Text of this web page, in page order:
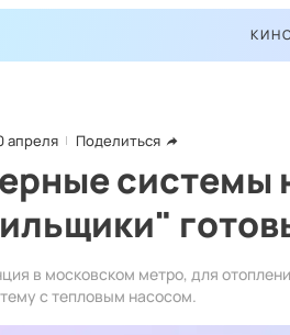
апреля Поделиться
системы
в московском метро, для
с тепловым насосом.